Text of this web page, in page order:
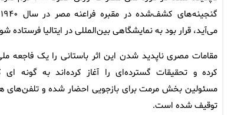
می‌آید، قرار بود به نمایشگاهی بین‌المللی در ایتالیا فرستاده
مقامات مصری ناپدید شدن این اثر باستانی را یک فاجعه
کرده و تحقیقات گسترده‌ای را آغاز کرده‌اند به گونه ای
مسئولین بخش مرمت برای بازجویی احضار شده و تلفن‌های
توقیف شده است.